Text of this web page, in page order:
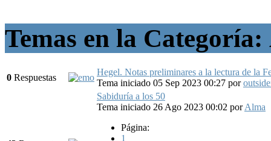
Temas en la
0 Respuestas
Hegel. Notas preliminares a la lectura de la
Tema iniciado 05 Sep 2023 00:27 por
Sabiduría a los 50
Tema iniciado 26 Ago 2023 00:02 porAlma
Página:
1